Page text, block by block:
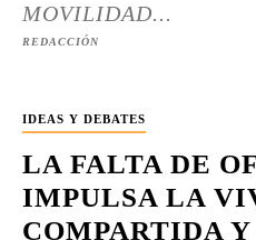
MOVILIDAD...
REDACCIÓN
IDEAS Y DEBATES
LA FALTA DE
IMPULSA LA
COMPARTIDA